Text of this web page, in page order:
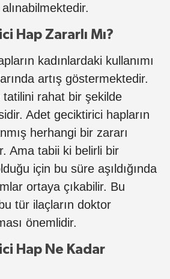
Hap Zararlı Mı?
kadınlardaki kullanımı
artış göstermektedir.
rahat bir şekilde
Adet geciktirici hapların
herhangi bir zararı
Ama tabii ki belirli bir
için bu süre aşıldığında
ortaya çıkabilir. Bu
tür ilaçların doktor
önemlidir.
Hap Ne Kadar